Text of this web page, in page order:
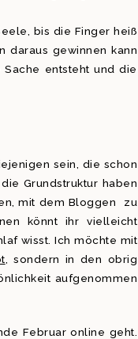
bis die Finger heiß
daraus gewinnen kann
entsteht und die
sein, die schon
Grundstruktur haben
mit dem Bloggen zu
könnt ihr vielleicht
wisst. Ich möchte mit
, sondern in den obrig
aufgenommen
Februar online geht.